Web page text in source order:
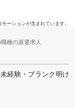
ーションが含まれています。
種の派遣求人
経験・ブランク明け